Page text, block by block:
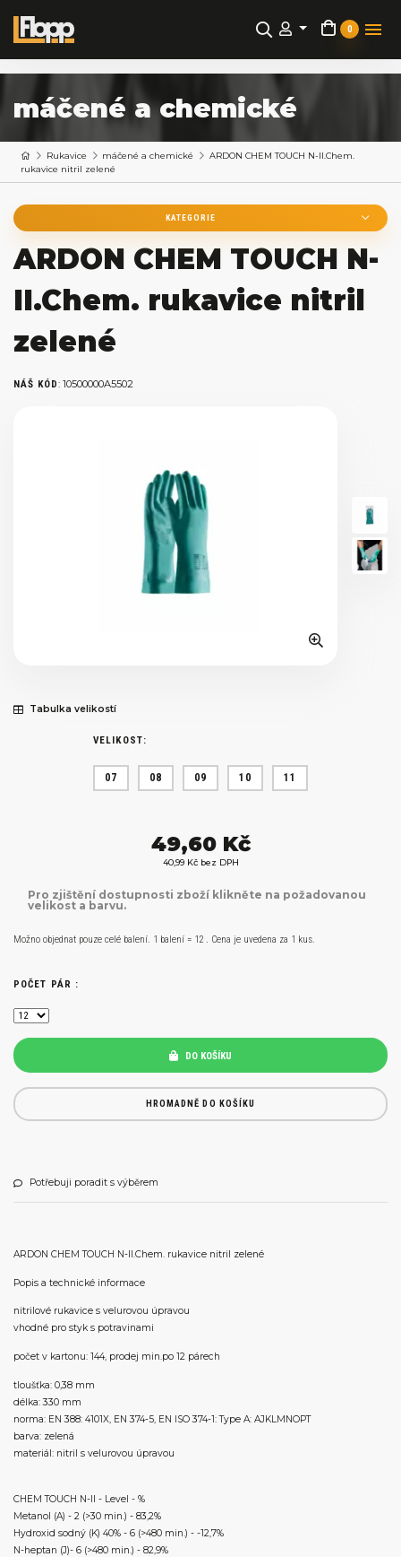
0
máčené a chemické
Rukavice máčené a chemické
ARDON CHEM TOUCH N-II.Chem.
rukavice nitril zelené
KATEGORIE
ARDON CHEM TOUCH N-
II.Chem. rukavice nitril
zelené
NÁŠ KÓD: 10500000A5502
Tabulka velikostí
VELIKOST:
07 08 09 10 11
49,60 Kč
40,99 Kč bez DPH
Pro zjištění dostupnosti zboží klikněte na požadovanou
velikost a barvu.
Možno objednat pouze celé balení. 1 balení = 12 . Cena je uvedena za 1 kus.
POČET PÁR :
DO KOŠÍKU
HROMADNĚ DO KOŠÍKU
Potřebuji poradit s výběrem
ARDON CHEM TOUCH N-II.Chem. rukavice nitril zelené
Popis a technické informace
nitrilové rukavice s velurovou úpravou
vhodné pro styk s potravinami
počet v kartonu: 144, prodej min.po 12 párech
tloušťka: 0,38 mm
délka: 330 mm
norma: EN 388: 4101X, EN 374-5, EN ISO 374-1: Type A: AJKLMNOPT
barva: zelená
materiál: nitril s velurovou úpravou
CHEM TOUCH N-II - Level - %
Metanol (A) - 2 (>30 min.) - 83,2%
Hydroxid sodný (K) 40% - 6 (>480 min.) - -12,7%
N-heptan (J)- 6 (>480 min.) - 82,9%